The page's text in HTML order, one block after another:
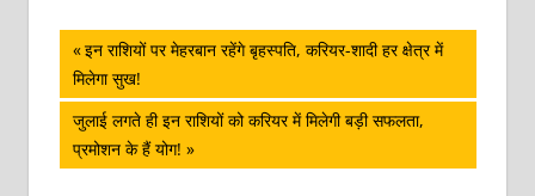
पोस्ट
नेविगेशन
Previous
Post:
इन राशियों पर मेहरबान रहेंगे बृहस्‍पति, करियर-शादी हर क्षेत्र में
मिलेगा सुख!
Next
Post:
जुलाई लगते ही इन राशियों को करियर में मिलेगी बड़ी सफलता,
प्रमोशन के हैं योग!